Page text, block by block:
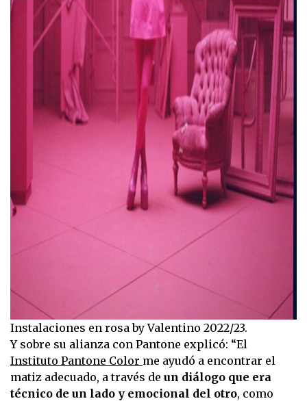
Instalaciones en rosa by Valentino 2022/23.
Y sobre su alianza con Pantone explicó: “El
Instituto Pantone Color me ayudó a encontrar el
matiz adecuado, a través de un diálogo que era
técnico de un lado y emocional del otro, como